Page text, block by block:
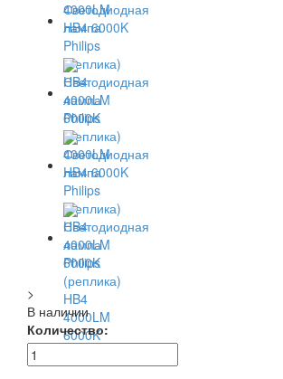
>
В наличии
Количество: